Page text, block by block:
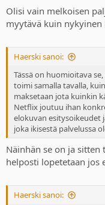
Olisi vain melkoisen
myytävä kuin
Haerski sanoi:
Tässä on huomioitava
toimi samalla tavalla,
maksetaan jota kuinkin
Netflix joutuu ihan
elokuvan esitysoikeudet
joka ikisestä palvelussa
Näinhän se on ja
helposti lopetetaan jos
Haerski sanoi: